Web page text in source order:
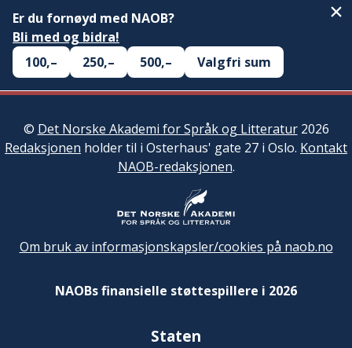
Er du fornøyd med NAOB?
Bli med og bidra!
100,–
250,– 500,– Valgfri sum
© Det Norske Akademi for Språk og Litteratur2026
Redaksjonen holder til i Osterhaus' gate 27 i Oslo. Kontakt
NAOB-redaksjonen.
Om bruk av informasjonskapsler/cookies på naob.no
NAOBs finansielle støttespillere i 2026
Staten